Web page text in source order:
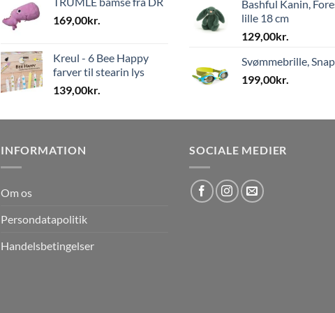
169,00kr.
Kreul - 6 Bee Happy
farver til stearin lys
139,00kr.
Bashful Kanin,
lille 18 cm
129,00kr.
Svømmebrille,
199,00kr.
INFORMATION
Om os
Persondatapolitik
Handelsbetingelser
SOCIALE MEDIER